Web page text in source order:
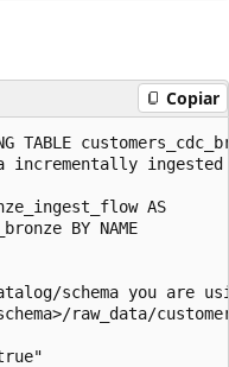
Copiar
TABLE
incrementally
AS
BY NAME
schema you are
raw_data/